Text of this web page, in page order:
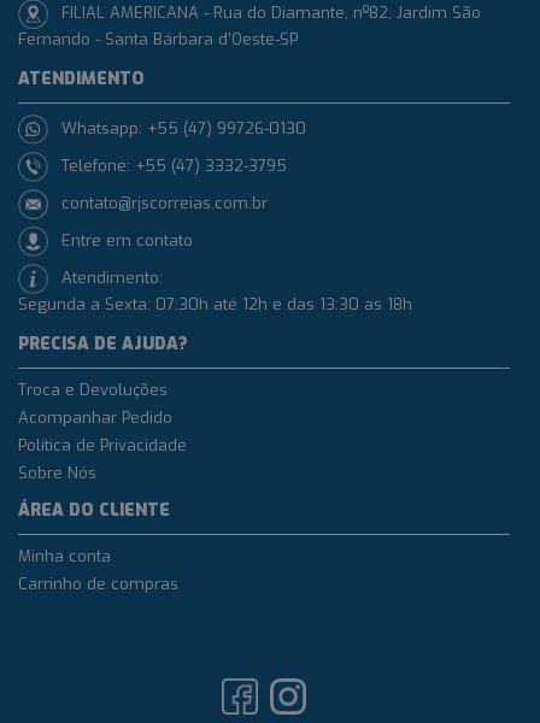
FILIAL AMERICANA - Rua do Diamante, nº82, Jardim São
Fernando - Santa Bárbara d'Oeste-SP
ATENDIMENTO
Whatsapp: +55 (47) 99726-0130
Telefone: +55 (47) 3332-3795
contato@rjscorreias.com.br
Entre em contato
Atendimento:
Segunda a Sexta: 07:30h até 12h e das 13:30 as 18h
PRECISA DE AJUDA?
Troca e Devoluções
Acompanhar Pedido
Política de Privacidade
Sobre Nós
ÁREA DO CLIENTE
Minha conta
Carrinho de compras